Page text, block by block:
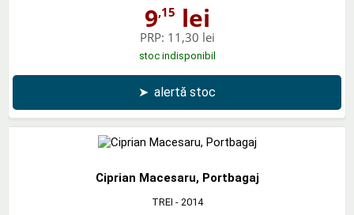
9,15 lei
PRP: 11,30 lei
stoc indisponibil
➤ alertă stoc
Ciprian Macesaru, Portbagaj
TREI - 2014